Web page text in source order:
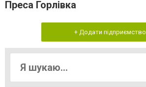
Преса Горлівка
+ Додати підприємство